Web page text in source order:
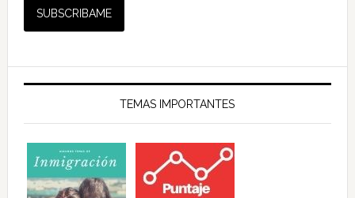
TEMAS IMPORTANTES